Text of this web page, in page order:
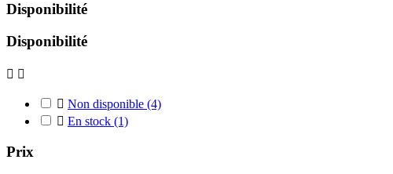
Disponibilité
Disponibilité
 
 Non disponible (4)
 En stock (1)
Prix